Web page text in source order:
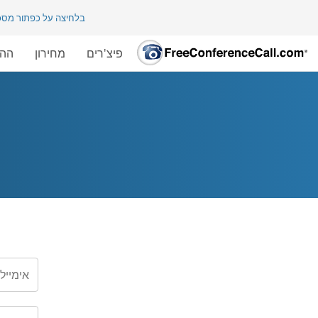
בלחיצה על כפתור
פיצ'רים מחירון